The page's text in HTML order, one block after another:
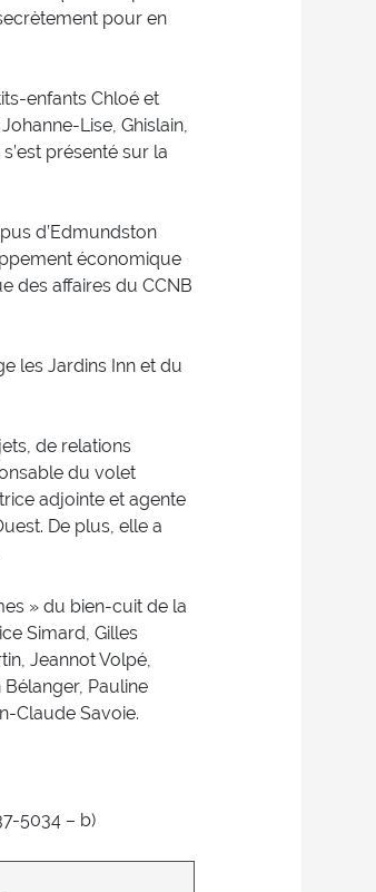
pour en
enfants Chloé et
Lise, Ghislain,
présenté sur la
d’Edmundston
économique
des affaires du CCNB
les Jardins Inn et du
de relations
du volet
adjointe et agente
De plus, elle a
» du bien-cuit de la
Simard, Gilles
Jeannot Volpé,
Pauline
Claude Savoie.
5034 – b)